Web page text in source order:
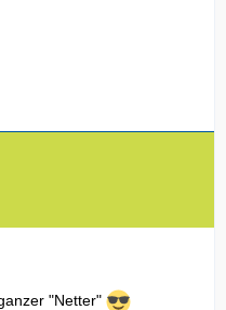
"Netter"